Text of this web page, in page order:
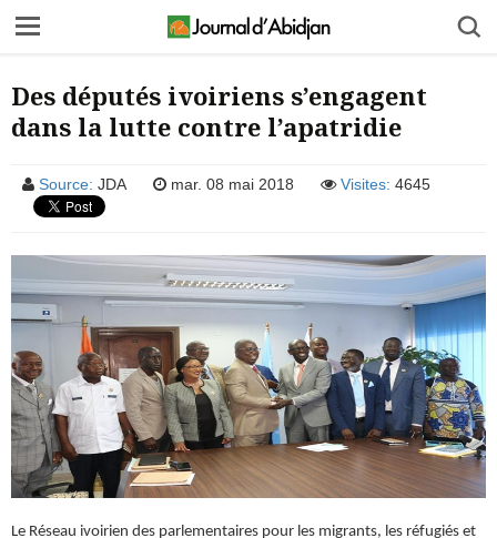
Des députés ivoiriens s’engagent
dans la lutte contre l’apatridie
Source: JDA mar. 08 mai 2018 Visites: 4645
Le Réseau ivoirien des parlementaires pour les migrants, les réfugiés et